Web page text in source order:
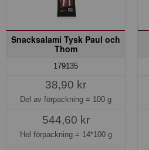
Snacksalami Tysk Paul och
Thom
179135
38,90 kr
Del av förpackning = 100 g
544,60 kr
Hel förpackning = 14*100 g